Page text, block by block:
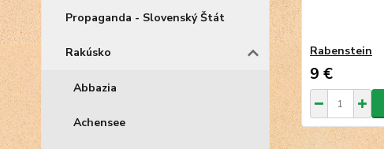
Propaganda - Slovenský Štát
Rakúsko
Abbazia
Achensee
Rabenstein
9 €